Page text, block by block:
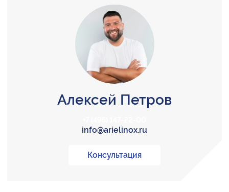
Алексей Петров
info@arielinox.ru
Консультация